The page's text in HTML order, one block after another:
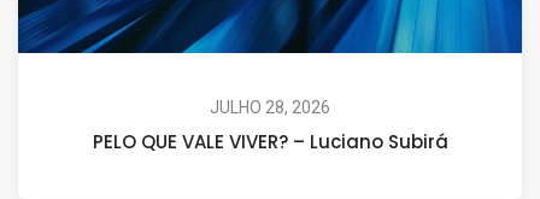
JULHO 28, 2026
PELO QUE VALE VIVER? – Luciano Subirá